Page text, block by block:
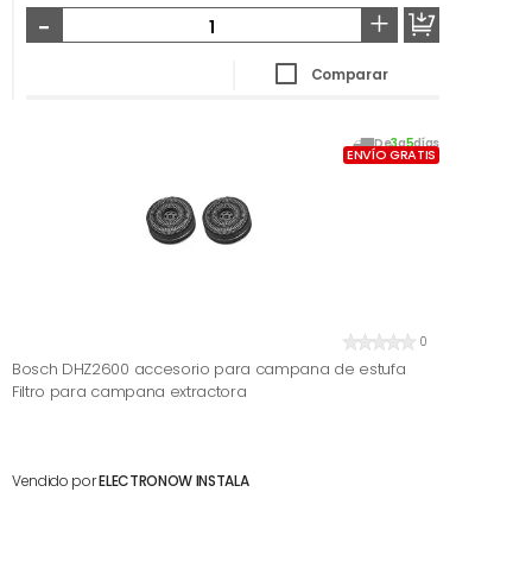
- +
Comparar
De3a5días
ENVÍO GRATIS
0
Bosch DHZ2600 accesorio para campana de estufa
Filtro para campana extractora
Vendido porELECTRONOW INSTALA